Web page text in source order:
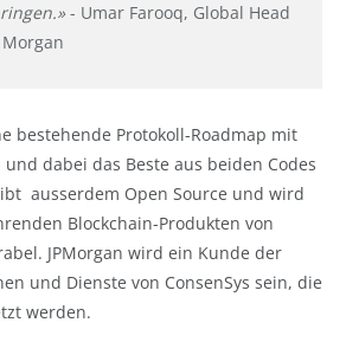
- Umar Farooq, Global Head
bestehende Protokoll-Roadmap mit
dabei das Beste aus beiden Codes
ausserdem Open Source und wird
Blockchain-Produkten von
JPMorgan wird ein Kunde der
und Dienste von ConsenSys sein, die
werden.